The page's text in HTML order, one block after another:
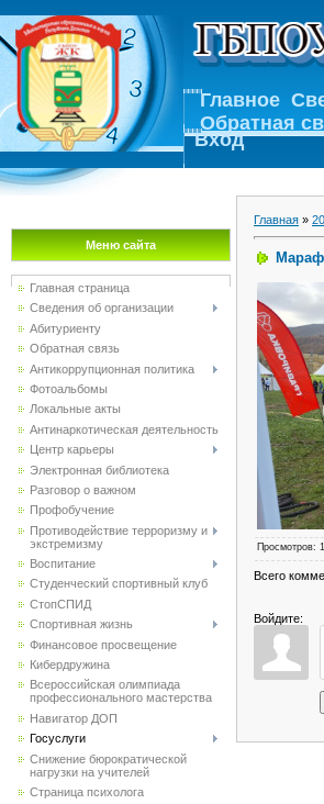
Главное
Обратная
Вход
Меню сайта
Главная страница
Сведения об организации
Абитуриенту
Обратная связь
Антикоррупционная политика
Фотоальбомы
Локальные акты
Антинаркотическая деятельность
Центр карьеры
Электронная библиотека
Разговор о важном
Профобучение
Противодействие терроризму и
экстремизму
Воспитание
Студенческий спортивный клуб
CтопСПИД
Спортивная жизнь
Финансовое просвещение
Кибердружина
Всероссийская олимпиада
профессионального мастерства
Навигатор ДОП
Госуслуги
Снижение бюрократической
нагрузки на учителей
Страница психолога
Главная »
Просмотров:
Всего
Войдите: